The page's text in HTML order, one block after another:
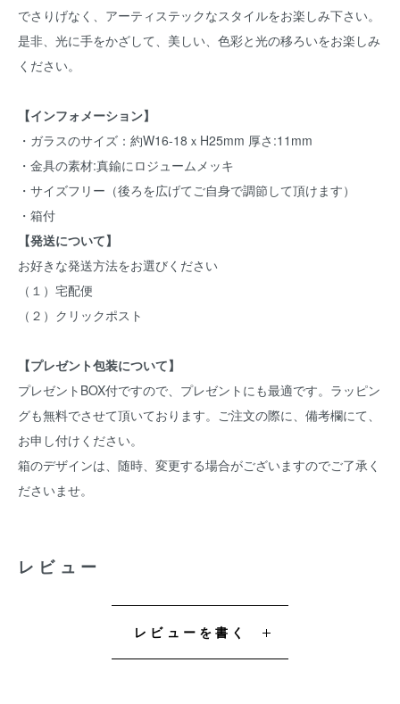
でさりげなく、アーティステックなスタイルをお楽しみ下さい。
是非、光に手をかざして、美しい、色彩と光の移ろいをお楽しみ
ください。
【インフォメーション】
・ガラスのサイズ：約W16-18ｘH25mm 厚さ:11mm
・金具の素材:真鍮にロジュームメッキ
・サイズフリー（後ろを広げてご自身で調節して頂けます）
・箱付
【発送について】
お好きな発送方法をお選びください
（１）宅配便
（２）クリックポスト
【プレゼント包装について】
プレゼントBOX付ですので、プレゼントにも最適です。ラッピン
グも無料でさせて頂いております。ご注文の際に、備考欄にて、
お申し付けください。
箱のデザインは、随時、変更する場合がございますのでご了承く
ださいませ。
レビュー
レビューを書く